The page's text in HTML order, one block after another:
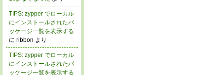
TIPS: zypper でローカル
にインストールされたパ
ッケージ一覧を表示する
に ribbon より
TIPS: zypper でローカル
にインストールされたパ
ッケージ一覧を表示する